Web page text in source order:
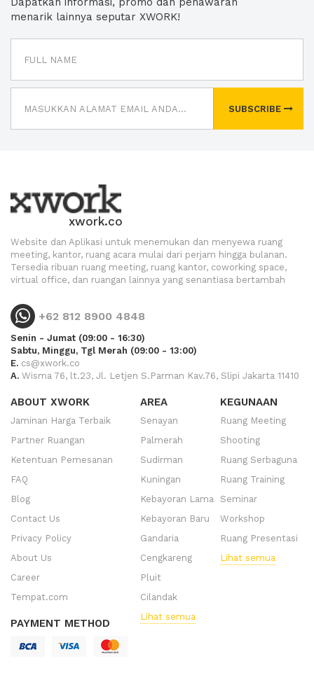
menarik lainnya seputar XWORK!
SUBSCRIBE
xwork.co
Website dan Aplikasi untuk menemukan dan menyewa ruang
meeting, kantor, ruang acara mulai dari perjam hingga bulanan.
Tersedia ribuan ruang meeting, ruang kantor, coworking space,
virtual office, dan ruangan lainnya yang senantiasa bertambah
+62 812 8900 4848
Senin - Jumat (09:00 - 16:30)
Sabtu, Minggu, Tgl Merah (09:00 - 13:00)
E. cs@xwork.co
A. Wisma 76, lt.23, Jl. Letjen S.Parman Kav.76, Slipi Jakarta 11410
ABOUT XWORK
Jaminan Harga Terbaik
Partner Ruangan
Ketentuan Pemesanan
FAQ
Blog
Contact Us
Privacy Policy
About Us
Career
Tempat.com
PAYMENT METHOD
AREA
Senayan
Palmerah
Sudirman
Kuningan
Kebayoran Lama
Kebayoran Baru
Gandaria
Cengkareng
Pluit
Cilandak
Lihat semua
KEGUNAAN
Ruang Meeting
Shooting
Ruang Serbaguna
Ruang Training
Seminar
Workshop
Ruang Presentasi
Lihat semua